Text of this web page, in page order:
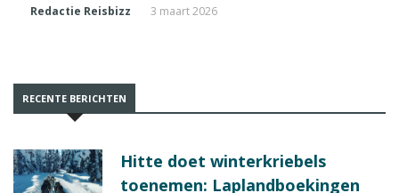
Redactie Reisbizz 3 maart 2026
RECENTE BERICHTEN
Hitte doet winterkriebels
toenemen: Laplandboekingen